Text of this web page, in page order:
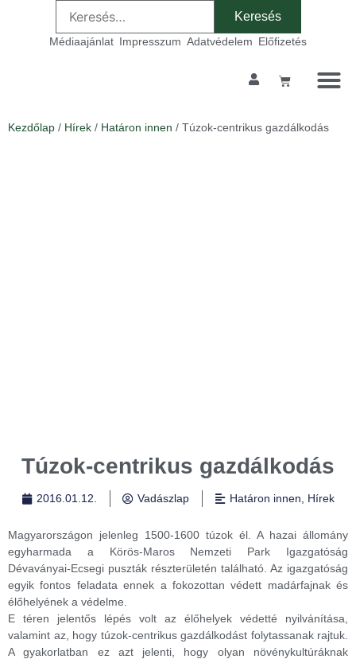
Médiaajánlat Impresszum Adatvédelem Előfizetés
Kezdőlap / Hírek / Határon innen / Túzok-centrikus gazdálkodás
Túzok-centrikus gazdálkodás
2016.01.12. Vadászlap Határon innen Hírek
Magyarországon jelenleg 1500-1600 túzok él. A hazai állomány
egyharmada a Körös-Maros Nemzeti Park Igazgatóság
Dévaványai-Ecsegi puszták részterületén található. Az igazgatóság
egyik fontos feladata ennek a fokozottan védett madárfajnak és
élőhelyének a védelme.
E téren jelentős lépés volt az élőhelyek védetté nyilvánítása,
valamint az, hogy túzok-centrikus gazdálkodást folytassanak rajtuk.
A gyakorlatban ez azt jelenti, hogy olyan növénykultúráknak